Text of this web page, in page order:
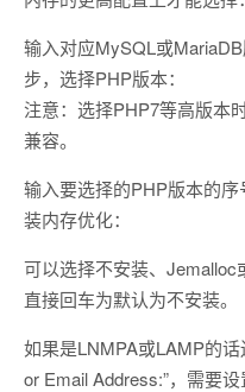
输入对应MySQL或
步，选择PHP版本：
注意：选择PHP7等高版本
兼容。
输入要选择的PHP版本的
装内存优化：
可以选择不安装、Jemalloc
直接回车为默认为不安装。
如果是LNMPA或LAMP的
or Email Address:”，需要